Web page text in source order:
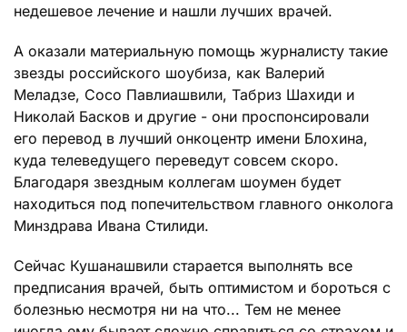
недешевое лечение и нашли лучших врачей.
А оказали материальную помощь журналисту такие
звезды российского шоубиза, как Валерий
Меладзе, Сосо Павлиашвили, Табриз Шахиди и
Николай Басков и другие - они проспонсировали
его перевод в лучший онкоцентр имени Блохина,
куда телеведущего переведут совсем скоро.
Благодаря звездным коллегам шоумен будет
находиться под попечительством главного онколога
Минздрава Ивана Стилиди.
Сейчас Кушанашвили старается выполнять все
предписания врачей, быть оптимистом и бороться с
болезнью несмотря ни на что... Тем не менее